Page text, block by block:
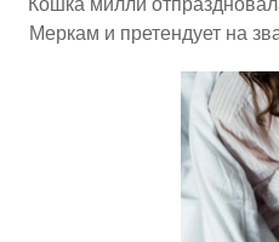
Меркам и претендует на